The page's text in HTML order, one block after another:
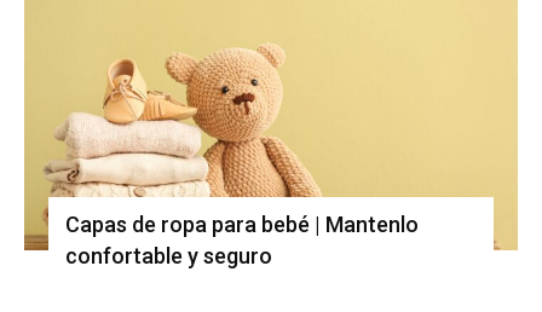
Capas de ropa para bebé | Mantenlo
confortable y seguro